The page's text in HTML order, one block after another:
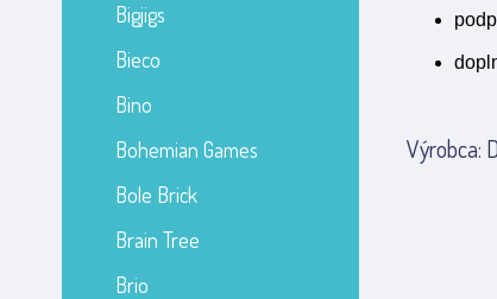
Bigjigs
Bieco
Bino
Bohemian Games
Bole Brick
Brain Tree
Brio
Výrobca: